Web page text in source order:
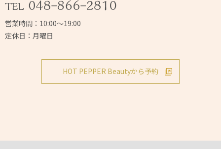
営業時間：10:00～19:00
定休日：月曜日
HOT PEPPER Beautyから予約